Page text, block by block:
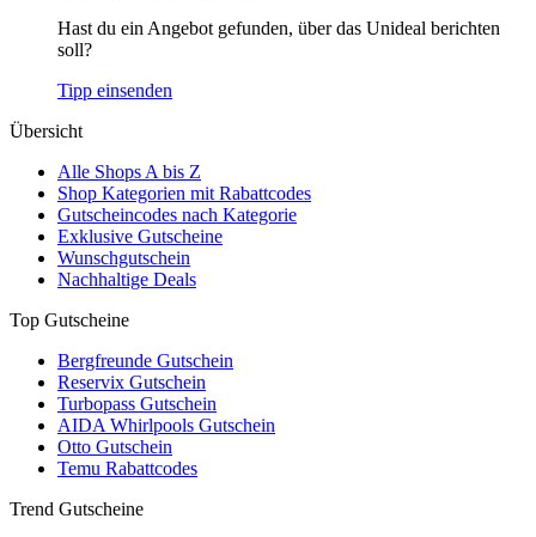
Hast du ein Angebot gefunden, über das Unideal berichten
soll?
Tipp einsenden
Übersicht
Alle Shops A bis Z
Shop Kategorien mit Rabattcodes
Gutscheincodes nach Kategorie
Exklusive Gutscheine
Wunschgutschein
Nachhaltige Deals
Top Gutscheine
Bergfreunde Gutschein
Reservix Gutschein
Turbopass Gutschein
AIDA Whirlpools Gutschein
Otto Gutschein
Temu Rabattcodes
Trend Gutscheine